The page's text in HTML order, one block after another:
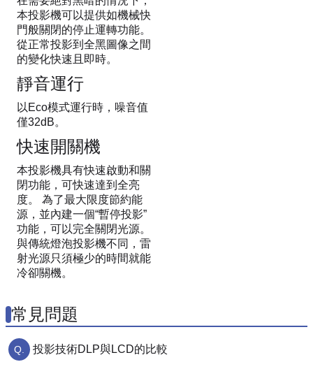
本投影機可以提供如機械快
門般關閉的停止運轉功能。
從正常投影到全黑圖像之間
的變化快速且即時。
靜音運行
以Eco模式運行時，噪音值
僅32dB。
快速開關機
本投影機具有快速啟動和關
閉功能，可快速達到全亮
度。 為了最大限度節約能
源，並內建一個“暫停投影”
功能，可以完全關閉光源。
與傳統燈泡投影機不同，雷
射光源只須極少的時間就能
冷卻關機。
常見問題
投影技術DLP與LCD的比較